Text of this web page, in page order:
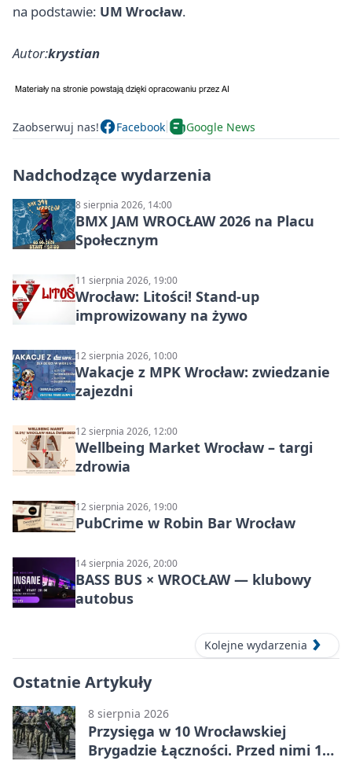
na podstawie: UM Wrocław.
Autor:krystian
Zaobserwuj nas! Facebook Google News
Nadchodzące wydarzenia
8 sierpnia 2026, 14:00
BMX JAM WROCŁAW 2026 na Placu
Społecznym
11 sierpnia 2026, 19:00
Wrocław: Litości! Stand-up
improwizowany na żywo
12 sierpnia 2026, 10:00
Wakacje z MPK Wrocław: zwiedzanie
zajezdni
12 sierpnia 2026, 12:00
Wellbeing Market Wrocław – targi
zdrowia
12 sierpnia 2026, 19:00
PubCrime w Robin Bar Wrocław
14 sierpnia 2026, 20:00
BASS BUS × WROCŁAW — klubowy
autobus
Kolejne wydarzenia
Ostatnie Artykuły
8 sierpnia 2026
Przysięga w 10 Wrocławskiej
Brygadzie Łączności. Przed nimi 11